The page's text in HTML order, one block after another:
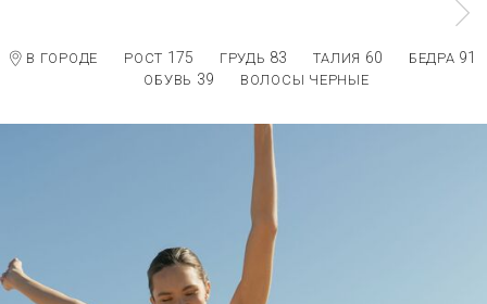
В ГОРОДЕ РОСТ 175 ГРУДЬ 83 ТАЛИЯ 60 БЕДРА 91
ОБУВЬ 39 ВОЛОСЫ ЧЕРНЫЕ